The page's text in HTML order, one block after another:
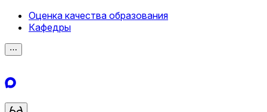
Оценка качества образования
Кафедры
⋯